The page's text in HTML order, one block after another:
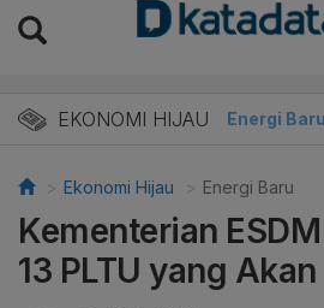
EKONOMI HIJAU Energi Baru
Ekonomi Hijau Energi Baru
Kementerian
13 PLTU yang